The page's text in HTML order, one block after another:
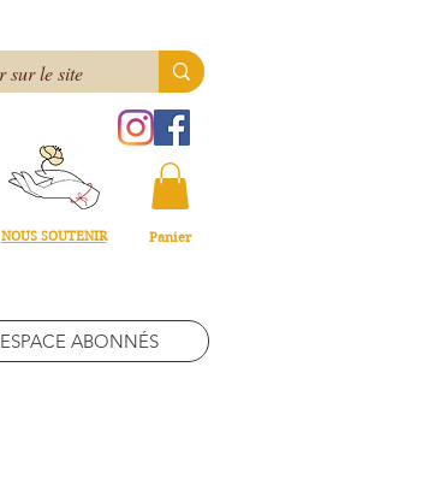
NOUS SOUTENIR Panier
ESPACE ABONNÉS